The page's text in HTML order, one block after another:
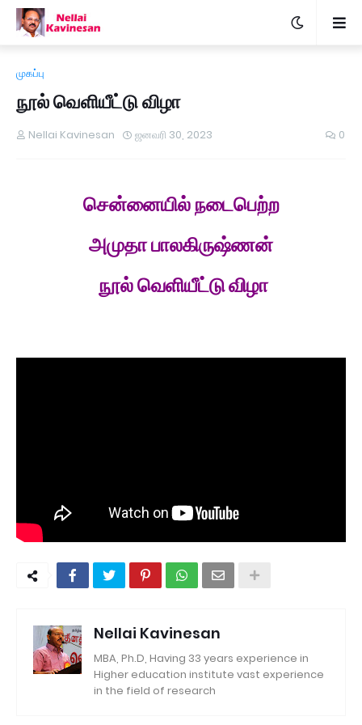
முகப்பு
நூல் வெளியீட்டு விழா
Nellai Kavinesan ஜனவரி 30, 2023 0
சென்னையில் நடைபெற்ற
அமுதா பாலகிருஷ்ணன்
நூல் வெளியீட்டு விழா
Nellai Kavinesan
MBA, Ph.D, Having 33 years experience in
Higher education institute vast experience
in the field of research